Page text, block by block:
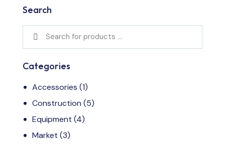
Search
Categories
Accessories (1)
Construction (5)
Equipment (4)
Market (3)